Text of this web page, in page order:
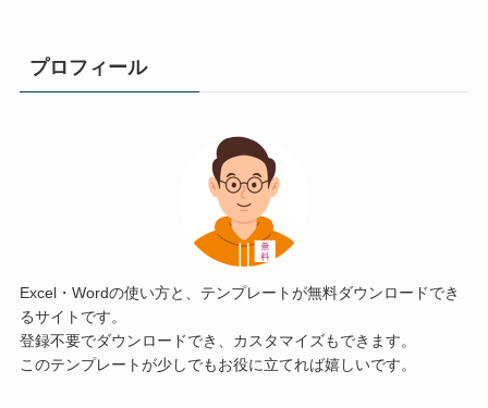
プロフィール
Excel・Wordの使い方と、テンプレートが無料ダウンロードでき
るサイトです。
登録不要でダウンロードでき、カスタマイズもできます。
このテンプレートが少しでもお役に立てれば嬉しいです。